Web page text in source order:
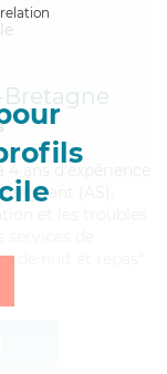
ans d'expérience
(AS).
de nuit et repas*